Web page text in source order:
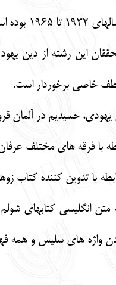
استاد
محققان این رشته از
خاصی برخوردار است.
حسیدیم در
فرقه های مختلف عرفان
با تدوین کننده کتاب
متن انگلیسی کتابهای
واژه های سلیس و همه